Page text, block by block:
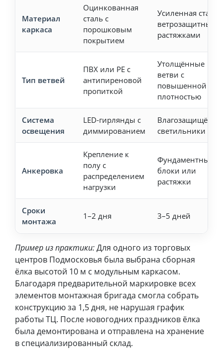
Материал
каркаса
Оцинкованная
сталь с
порошковым
покрытием
Усиленная сталь
ветрозащитными
растяжками
Тип ветвей
ПВХ или PE с
антипиреновой
пропиткой
Утолщённые
ветви с
повышенной
плотностью
Система
освещения
LED-гирлянды с
диммированием
светильники
Анкеровка
Крепление к
полу с
распределением
нагрузки
Фундаментные
блоки или
растяжки
Сроки
монтажа
1–2 дня 3–5 дней
Пример из практики:Для одного из торговых
центров Подмосковья была выбрана сборная
ёлка высотой 10 м с модульным каркасом.
Благодаря предварительной маркировке всех
элементов монтажная бригада смогла собрать
конструкцию за 1,5 дня, не нарушая график
работы ТЦ. После новогодних праздников ёлка
была демонтирована и отправлена на хранение
в специализированный склад.